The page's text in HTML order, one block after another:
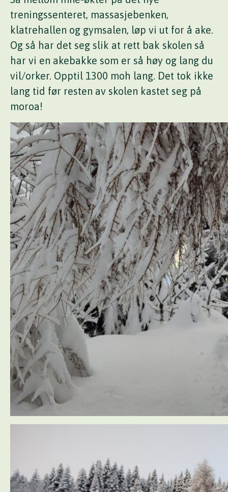
treningssenteret, massasjebenken,
klatrehallen og gymsalen, løp vi ut for å ake.
Og så har det seg slik at rett bak skolen så
har vi en akebakke som er så høy og lang du
vil/orker. Opptil 1300 moh lang. Det tok ikke
lang tid før resten av skolen kastet seg på
moroa!